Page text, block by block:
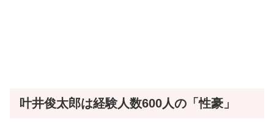
叶井俊太郎は経験人数600人の「性豪」